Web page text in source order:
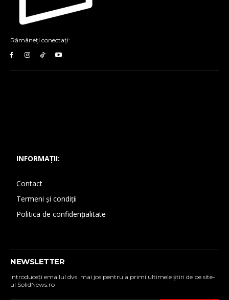
Rămâneți conectați:
INFORMAȚII:
Contact
Termeni și condiții
Politica de confidențialitate
NEWSLETTER
Introduceţi emailul dvs. mai jos pentru a primi ultimele ştiri de pe site-
ul SolidNews.ro